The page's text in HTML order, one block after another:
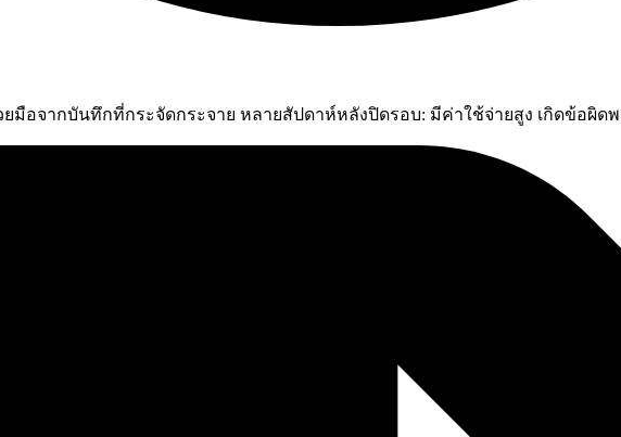
จากบันทึกที่กระจัดกระจาย หลายสัปดาห์หลังปิดรอบ: มีค่าใช้จ่ายสูง เกิดข้อผิด